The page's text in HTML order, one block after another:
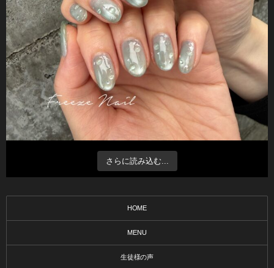
さらに読み込む...
HOME
MENU
生徒様の声